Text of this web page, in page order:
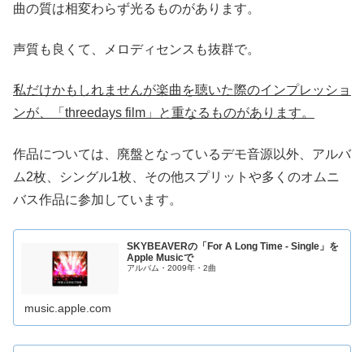
曲の質は相変わらず光るものがあります。
声質も良くて、メロディセンスも抜群で。
私だけかもしれませんが楽曲を聴いた際のインプレッショ
ンが、「threedays film」と重なるものがあります。
作品については、廃盤となっているデモ音源以外、アルバ
ム2枚、シングル1枚、その他スプリットや多くのオムニ
バス作品に参加しています。
SKYBEAVERの「For A Long Time - Single」を
Apple Musicで
アルバム・2009年・2曲
music.apple.com